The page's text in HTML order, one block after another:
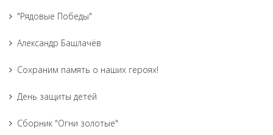
"Рядовые Победы"
Александр Башлачёв
Сохраним память о наших героях!
День защиты детей
Сборник "Огни золотые"